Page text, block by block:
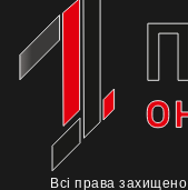
Всі права захищено